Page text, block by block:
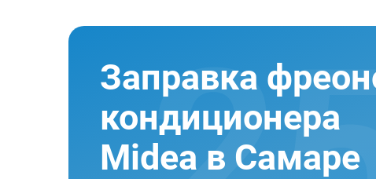
Заправка
кондиционера
Midea в Самаре